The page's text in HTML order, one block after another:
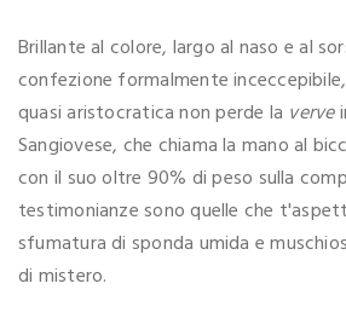
Brillante al colore, largo al naso e al
confezione formalmente
quasi aristocratica non perde la verve
Sangiovese, che chiama la mano al
con il suo oltre 90% di peso sulla
testimonianze sono quelle che
sfumatura di sponda umida e
di mistero.